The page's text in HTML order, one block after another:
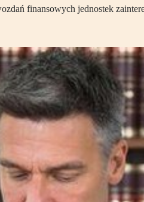
finansowych jednostek